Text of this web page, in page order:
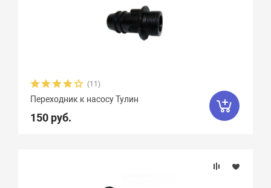
(11)
Переходник к насосу Тулин
150 руб.